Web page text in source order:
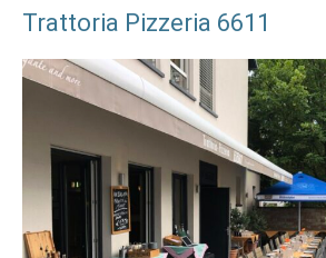
Trattoria Pizzeria 6611